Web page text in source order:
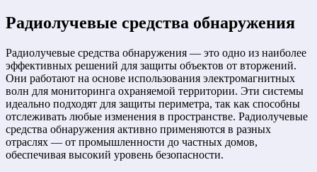
Радиолучевые средства обнаружения
Радиолучевые средства обнаружения — это одно из наиболее
эффективных решений для защиты объектов от вторжений.
Они работают на основе использования электромагнитных
волн для мониторинга охраняемой территории. Эти системы
идеально подходят для защиты периметра, так как способны
отслеживать любые изменения в пространстве. Радиолучевые
средства обнаружения активно применяются в разных
отраслях — от промышленности до частных домов,
обеспечивая высокий уровень безопасности.